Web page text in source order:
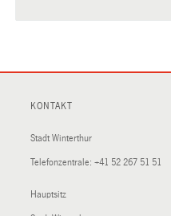
KONTAKT
Stadt Winterthur
Telefonzentrale: +41 52 267 51 51
Hauptsitz